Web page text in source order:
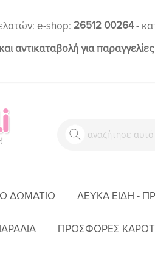
e-shop: 26512 00264-
αντικαταβολή για
ΔΩΜΆΤΙΟ ΛΕΥΚΆ ΕΊΔΗ -
ΠΡΟΣΦΟΡΕΣ